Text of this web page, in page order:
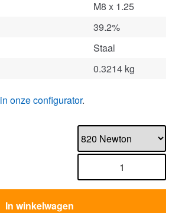
M8 x 1.25
39.2%
Staal
0.3214 kg
in onze configurator.
In winkelwagen